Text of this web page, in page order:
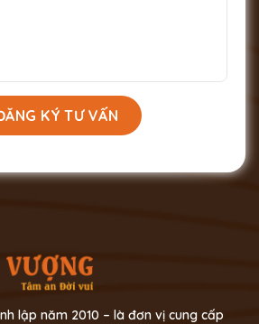
lập năm 2010 – là đơn vị cung cấp